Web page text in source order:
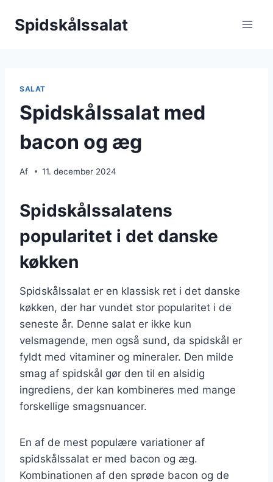
Spidskålssalat
SALAT
Spidskålssalat med
bacon og æg
Af 11. december 2024
Spidskålssalatens
popularitet i det danske
køkken
Spidskålssalat er en klassisk ret i det danske
køkken, der har vundet stor popularitet i de
seneste år. Denne salat er ikke kun
velsmagende, men også sund, da spidskål er
fyldt med vitaminer og mineraler. Den milde
smag af spidskål gør den til en alsidig
ingrediens, der kan kombineres med mange
forskellige smagsnuancer.
En af de mest populære variationer af
spidskålssalat er med bacon og æg.
Kombinationen af den sprøde bacon og de